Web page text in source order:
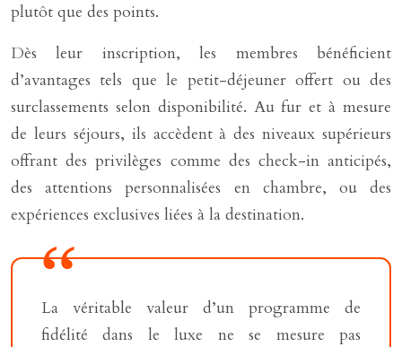
plutôt que des points.
Dès leur inscription, les membres bénéficient
d’avantages tels que le petit-déjeuner offert ou des
surclassements selon disponibilité. Au fur et à mesure
de leurs séjours, ils accèdent à des niveaux supérieurs
offrant des privilèges comme des check-in anticipés,
des attentions personnalisées en chambre, ou des
expériences exclusives liées à la destination.
La véritable valeur d’un programme de
fidélité dans le luxe ne se mesure pas